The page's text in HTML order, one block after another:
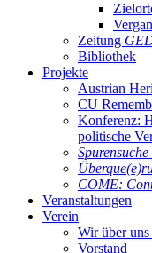
Zeitung
Bibliothek
Projekte
Austrian
CU
Konferenz:
politische
COME:
Veranstaltungen
Verein
Wir über uns
Vorstand